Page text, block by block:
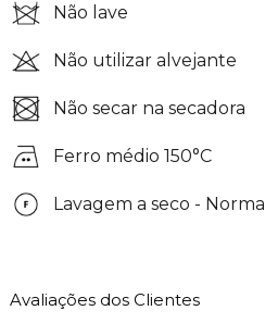
Não lave
Não utilizar alvejante
Não secar na secadora
Ferro médio 150°C
Lavagem a seco - Normal
Avaliações dos Clientes